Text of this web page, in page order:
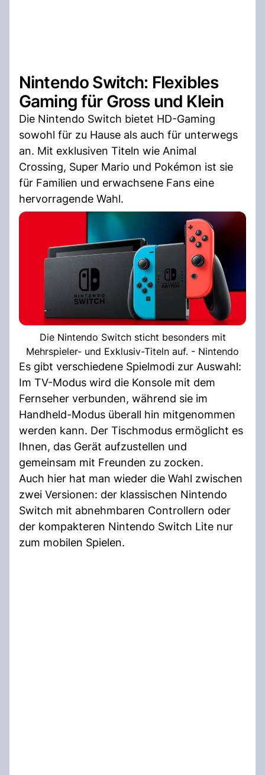
Nintendo Switch: Flexibles
Gaming für Gross und Klein
Die Nintendo Switch bietet HD-Gaming
sowohl für zu Hause als auch für unterwegs
an. Mit exklusiven Titeln wie Animal
Crossing, Super Mario und Pokémon ist sie
für Familien und erwachsene Fans eine
hervorragende Wahl.
Die Nintendo Switch sticht besonders mit
Mehrspieler- und Exklusiv-Titeln auf. - Nintendo
Es gibt verschiedene Spielmodi zur Auswahl:
Im TV-Modus wird die Konsole mit dem
Fernseher verbunden, während sie im
Handheld-Modus überall hin mitgenommen
werden kann. Der Tischmodus ermöglicht es
Ihnen, das Gerät aufzustellen und
gemeinsam mit Freunden zu zocken.
Auch hier hat man wieder die Wahl zwischen
zwei Versionen: der klassischen Nintendo
Switch mit abnehmbaren Controllern oder
der kompakteren Nintendo Switch Lite nur
zum mobilen Spielen.